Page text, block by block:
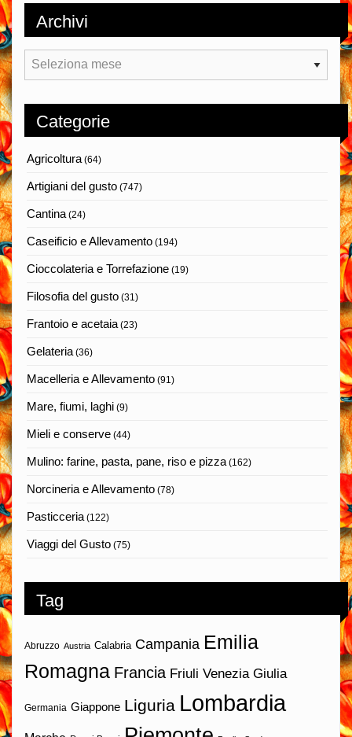
Archivi
Archivi
Categorie
Agricoltura(64)
Artigiani del gusto (747)
Cantina(24)
Caseificio e Allevamento (194)
Cioccolateria e Torrefazione (19)
Filosofia del gusto (31)
Frantoio e acetaia(23)
Gelateria(36)
Macelleria e Allevamento (91)
Mare, fiumi, laghi (9)
Mieli e conserve (44)
Mulino: farine, pasta, pane, riso e pizza(162)
Norcineria e Allevamento (78)
Pasticceria(122)
Viaggi del Gusto (75)
Tag
Abruzzo Austria Calabria Campania Emilia
Romagna Francia Friuli Venezia Giulia
Germania Giappone Liguria Lombardia